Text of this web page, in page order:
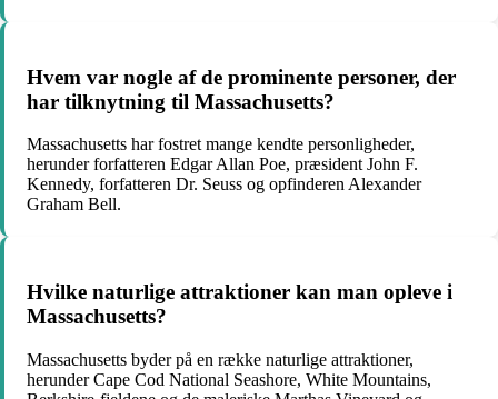
Hvem var nogle af de prominente personer, der
har tilknytning til Massachusetts?
Massachusetts har fostret mange kendte personligheder,
herunder forfatteren Edgar Allan Poe, præsident John F.
Kennedy, forfatteren Dr. Seuss og opfinderen Alexander
Graham Bell.
Hvilke naturlige attraktioner kan man opleve i
Massachusetts?
Massachusetts byder på en række naturlige attraktioner,
herunder Cape Cod National Seashore, White Mountains,